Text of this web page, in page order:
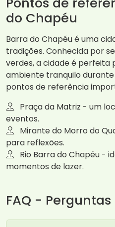
do Chapéu
Barra do Chapéu é uma
tradições. Conhecida por
verdes, a cidade é perfeita
ambiente tranquilo
pontos de referência
Praça da Matriz - um
eventos.
Mirante do Morro do
para reflexões.
Rio Barra do Chapéu -
momentos de lazer.
FAQ -